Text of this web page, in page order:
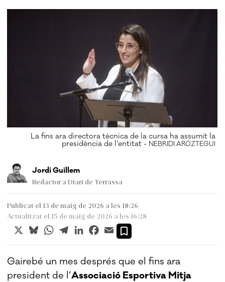
La fins ara directora tècnica de la cursa ha assumit la
presidència de l’entitat - NEBRIDI ARÓZTEGUI
Jordi Guillem
Redactor a Diari de Terrassa
Publicat el 13 de maig de 2026 a les 18:26
Actualitzat el 15 de maig de 2026 a les 16:28
X BlueskyWhatsApp
TelegramLinkedInFacebook
Email
Gairebé un mes després que el fins ara
president de l’Associació Esportiva Mitja